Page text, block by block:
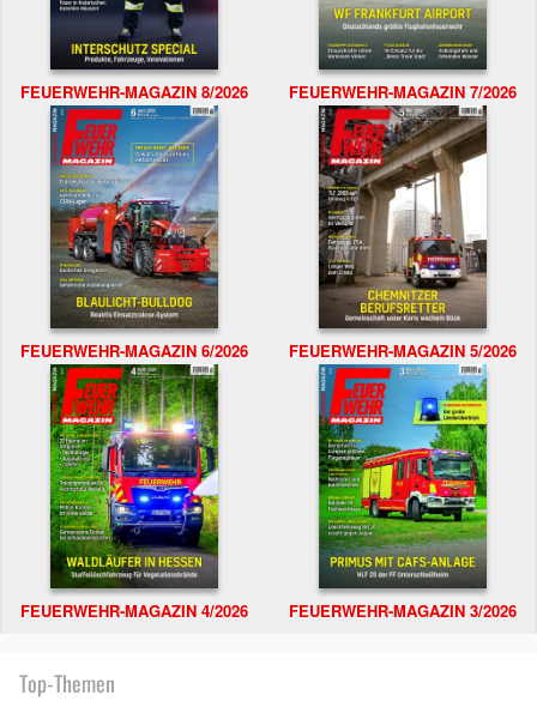
FEUERWEHR-MAGAZIN 8/2026 FEUERWEHR-MAGAZIN 7/2026
FEUERWEHR-MAGAZIN 6/2026 FEUERWEHR-MAGAZIN 5/2026
FEUERWEHR-MAGAZIN 4/2026 FEUERWEHR-MAGAZIN 3/2026
Top-Themen